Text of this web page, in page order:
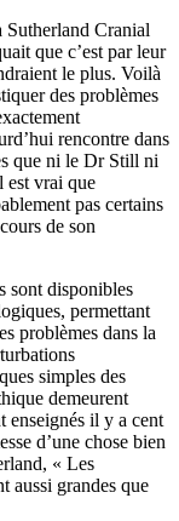
Sutherland Cranial
que c’est par leur
le plus. Voilà
des problèmes
rencontre dans
que ni le Dr Still ni
est vrai que
pas certains
de son
sont disponibles
permettant
problèmes dans la
simples des
demeurent
enseignés il y a cent
d’une chose bien
« Les
aussi grandes que